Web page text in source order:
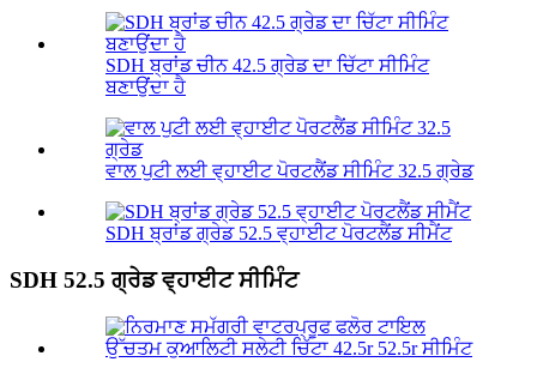
SDH ਬ੍ਰਾਂਡ ਚੀਨ 42.5 ਗ੍ਰੇਡ ਦਾ ਚਿੱਟਾ ਸੀਮਿੰਟ
ਬਣਾਉਂਦਾ ਹੈ
ਵਾਲ ਪੁਟੀ ਲਈ ਵ੍ਹਾਈਟ ਪੋਰਟਲੈਂਡ ਸੀਮਿੰਟ 32.5 ਗ੍ਰੇਡ
SDH ਬ੍ਰਾਂਡ ਗ੍ਰੇਡ 52.5 ਵ੍ਹਾਈਟ ਪੋਰਟਲੈਂਡ ਸੀਮੈਂਟ
SDH 52.5 ਗ੍ਰੇਡ ਵ੍ਹਾਈਟ ਸੀਮਿੰਟ